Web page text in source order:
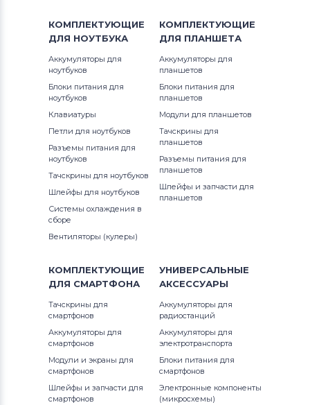
КОМПЛЕКТУЮЩИЕ
ДЛЯ НОУТБУКА
Аккумуляторы для
ноутбуков
Блоки питания для
ноутбуков
Клавиатуры
Петли для ноутбуков
Разъемы питания для
ноутбуков
Тачскрины для ноутбуков
Шлейфы для ноутбуков
Системы охлаждения в
сборе
Вентиляторы (кулеры)
КОМПЛЕКТУЮЩИЕ
ДЛЯ ПЛАНШЕТА
Аккумуляторы для
планшетов
Блоки питания для
планшетов
Модули для планшетов
Тачскрины для
планшетов
Разъемы питания для
планшетов
Шлейфы и запчасти для
планшетов
КОМПЛЕКТУЮЩИЕ
ДЛЯ СМАРТФОНА
Тачскрины для
смартфонов
Аккумуляторы для
смартфонов
Модули и экраны для
смартфонов
Шлейфы и запчасти для
смартфонов
УНИВЕРСАЛЬНЫЕ
АКСЕССУАРЫ
Аккумуляторы для
радиостанций
Аккумуляторы для
электротранспорта
Блоки питания для
смартфонов
Электронные компоненты
(микросхемы)